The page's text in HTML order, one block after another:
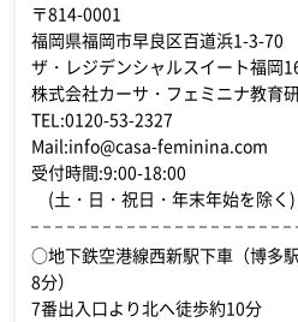
〒814-0001
福岡県福岡市早良区百道浜1-3-70
ザ・レジデンシャルスイート福岡
株式会社カーサ・フェミニナ教育
TEL:0120-53-2327
Mail:info@casa-feminina.com
受付時間:9:00-18:00
(土・日・祝日・年末年始を除く)
○地下鉄空港線西新駅下車（博多
8分）
7番出入口より北へ徒歩約10分